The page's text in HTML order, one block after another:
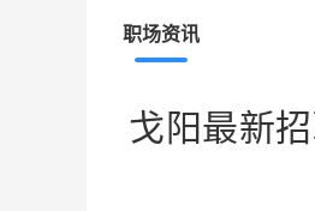
职场资讯
戈阳最新